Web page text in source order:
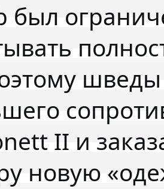
был
II и
новую